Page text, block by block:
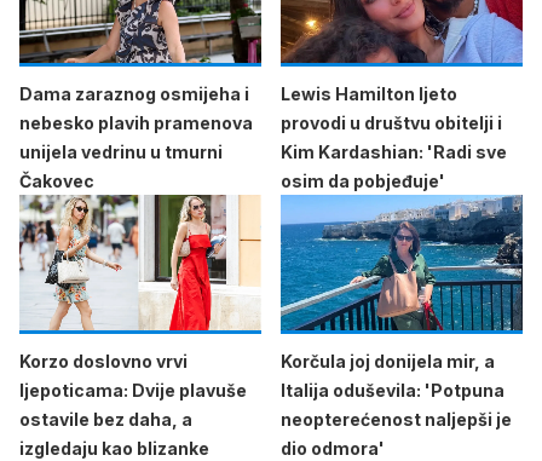
Dama zaraznog osmijeha i
nebesko plavih pramenova
unijela vedrinu u tmurni
Čakovec
Lewis Hamilton ljeto
provodi u društvu obitelji i
Kim Kardashian: 'Radi sve
osim da pobjeđuje'
Korzo doslovno vrvi
ljepoticama: Dvije plavuše
ostavile bez daha, a
izgledaju kao blizanke
Korčula joj donijela mir, a
Italija oduševila: 'Potpuna
neopterećenost naljepši je
dio odmora'